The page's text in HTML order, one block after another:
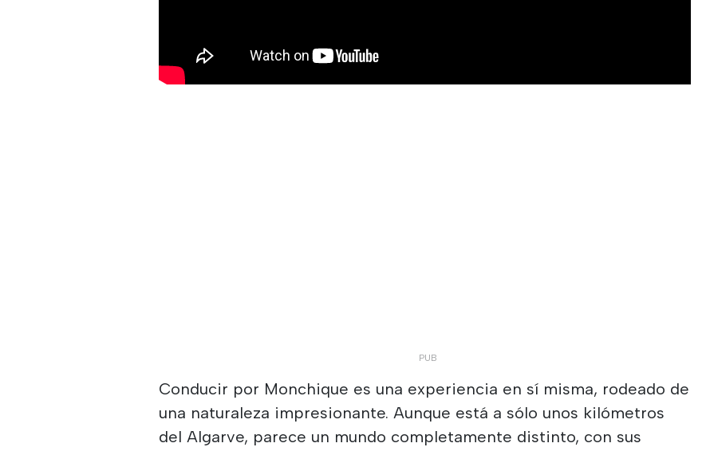
Conducir por Monchique es una experiencia en sí misma, rodeado de
una naturaleza impresionante. Aunque está a sólo unos kilómetros
del Algarve, parece un mundo completamente distinto, con sus